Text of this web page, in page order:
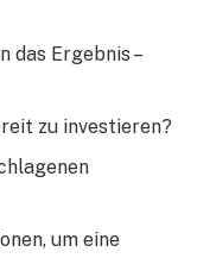
das Ergebnis –
zu investieren?
um eine